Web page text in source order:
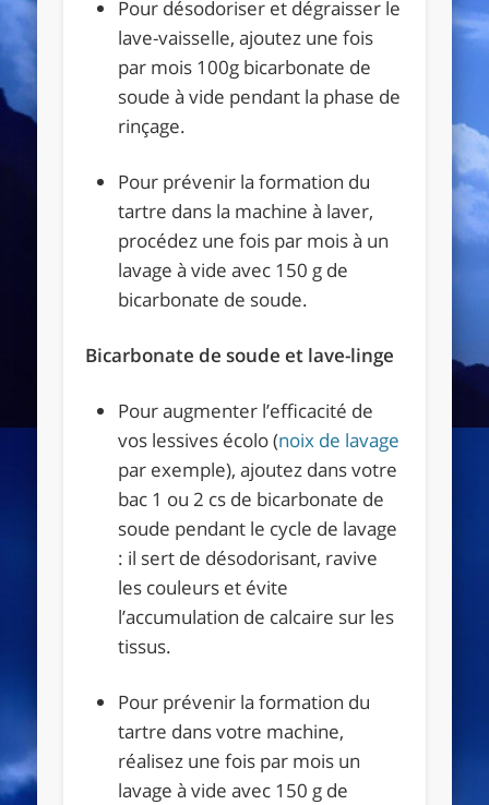
Pour désodoriser et dégraisser le
lave-vaisselle, ajoutez une fois
par mois 100g bicarbonate de
soude à vide pendant la phase de
rinçage.
Pour prévenir la formation du
tartre dans la machine à laver,
procédez une fois par mois à un
lavage à vide avec 150 g de
bicarbonate de soude.
Bicarbonate de soude et lave-linge
Pour augmenter l’efficacité de
vos lessives écolo (noix de lavage
par exemple), ajoutez dans votre
bac 1 ou 2 cs de bicarbonate de
soude pendant le cycle de lavage
: il sert de désodorisant, ravive
les couleurs et évite
l’accumulation de calcaire sur les
tissus.
Pour prévenir la formation du
tartre dans votre machine,
réalisez une fois par mois un
lavage à vide avec 150 g de